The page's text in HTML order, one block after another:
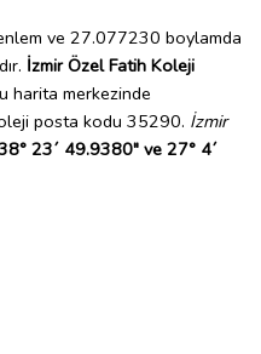
ve 27.077230 boylamda
İzmir Özel Fatih Koleji
harita merkezinde
posta kodu 35290. İzmir
23´ 49.9380" ve 27° 4´